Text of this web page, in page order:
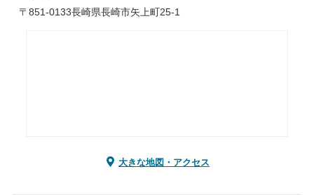
〒851-0133長崎県長崎市矢上町25-1
大きな地図・アクセス